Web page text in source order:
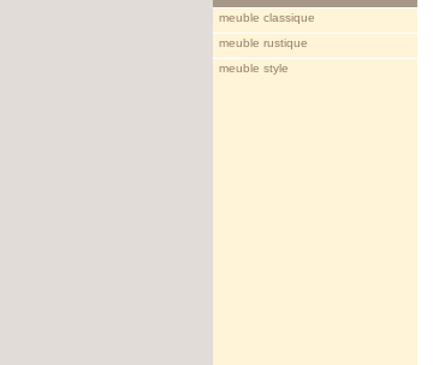
meuble classique
meuble rustique
meuble style